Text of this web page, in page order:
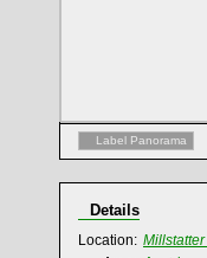
Label Panorama
Details
Location: